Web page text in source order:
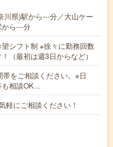
川県)駅から---分／大山ケー
ら---分
望シフト制 ※徐々に勤務回数
（最初は週3日からなど）
をご相談ください。※日
も相談OK…
にご相談ください！